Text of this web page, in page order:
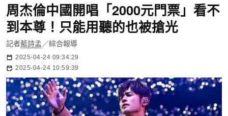
周杰倫中國開唱「2000元門票」看不
到本尊！只能用聽的也被搶光
記者藍詩孟 ／綜合報導
2025-04-24 09:34:29
2025-04-24 10:59:39